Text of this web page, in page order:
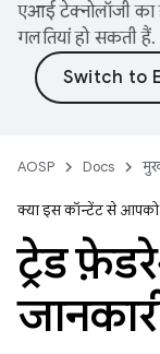
एआई टेक्नोलॉजी का
गलतियां हो सकती हैं.
AOSP Docs
क्या इस कॉन्टेंट से आपको
ट्रेड